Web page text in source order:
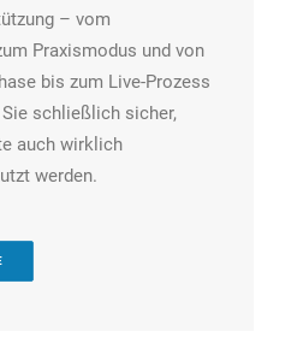
­– vom
Praxismodus und von
bis zum Live-Prozess
schließlich sicher,
auch wirklich
werden.